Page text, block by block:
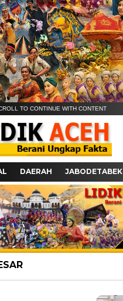
TO CONTINUE WITH CONTENT
DAERAH JABODETABEK